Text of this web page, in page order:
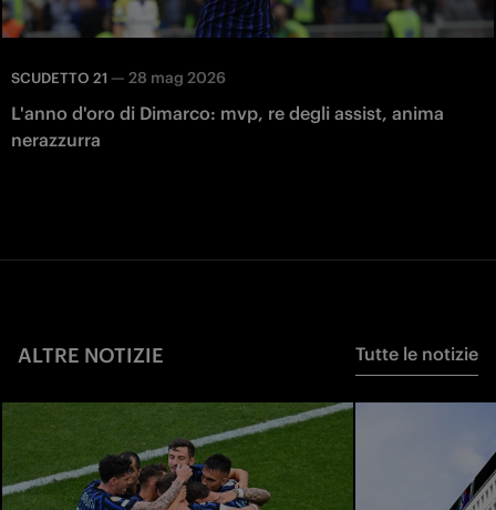
SCUDETTO 21 — 28 mag 2026
L'anno d'oro di Dimarco: mvp, re degli assist, anima
nerazzurra
ALTRE NOTIZIE Tutte le notizie